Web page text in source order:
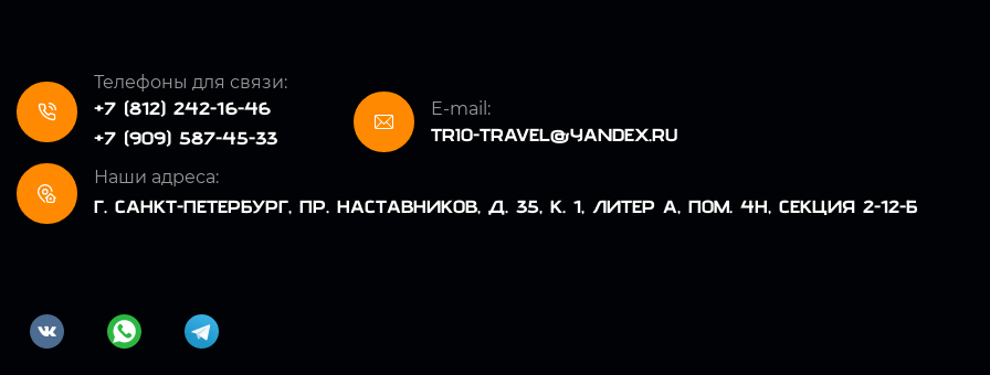
Телефоны для связи:
+7 (812) 242-16-46
+7 (909) 587-45-33
E-mail:
TRIO-TRAVEL@YANDEX.RU
Наши адреса:
Г. САНКТ-ПЕТЕРБУРГ, ПР. НАСТАВНИКОВ, Д. 35, К. 1, ЛИТЕР А, ПОМ. 4Н, СЕКЦИЯ 2-12-Б